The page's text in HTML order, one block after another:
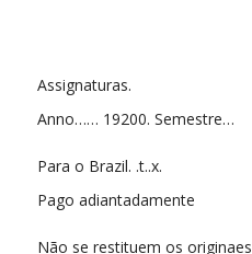
Assignaturas.
Anno…… 19200. Semestre…
Para o Brazil. .t..x.
Pago adiantadamente
Não se restituem os originaes